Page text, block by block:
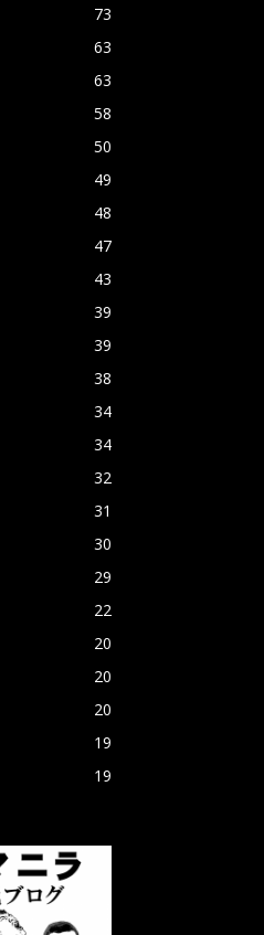
73
63
63
58
50
49
48
47
43
39
39
38
34
34
32
31
30
29
22
20
20
20
19
19